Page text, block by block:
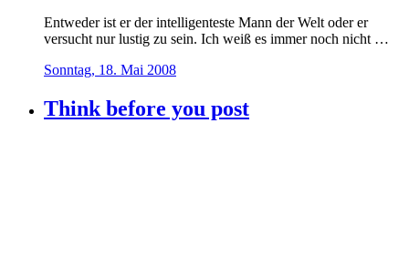
Entweder ist er der intelligenteste Mann der Welt oder er
versucht nur lustig zu sein. Ich weiß es immer noch nicht …
Sonntag, 18. Mai 2008
Think before you post